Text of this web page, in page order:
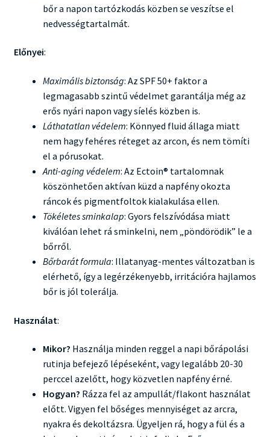
bőr a napon tartózkodás közben se veszítse el
nedvességtartalmát.
Előnyei:
Maximális biztonság: Az SPF 50+ faktor a
legmagasabb szintű védelmet garantálja még az
erős nyári napon vagy síelés közben is.
Láthatatlan védelem: Könnyed fluid állaga miatt
nem hagy fehéres réteget az arcon, és nem tömíti
el a pórusokat.
Anti-aging védelem: Az Ectoin® tartalomnak
köszönhetően aktívan küzd a napfény okozta
ráncok és pigmentfoltok kialakulása ellen.
Tökéletes sminkalap: Gyors felszívódása miatt
kiválóan lehet rá sminkelni, nem „pöndörödik” le a
bőrről.
Bőrbarát formula: Illatanyag-mentes változatban is
elérhető, így a legérzékenyebb, irritációra hajlamos
bőr is jól tolerálja.
Használat:
Mikor? Használja minden reggel a napi bőrápolási
rutinja befejező lépéseként, vagy legalább 20-30
perccel azelőtt, hogy közvetlen napfény érné.
Hogyan? Rázza fel az ampullát/flakont használat
előtt. Vigyen fel bőséges mennyiséget az arcra,
nyakra és dekoltázsra. Ügyeljen rá, hogy a fül és a